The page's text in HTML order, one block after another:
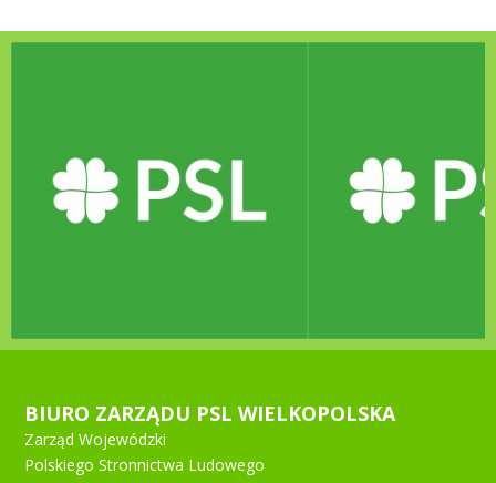
BIURO ZARZĄDU PSL WIELKOPOLSKA
Zarząd Wojewódzki
Polskiego Stronnictwa Ludowego